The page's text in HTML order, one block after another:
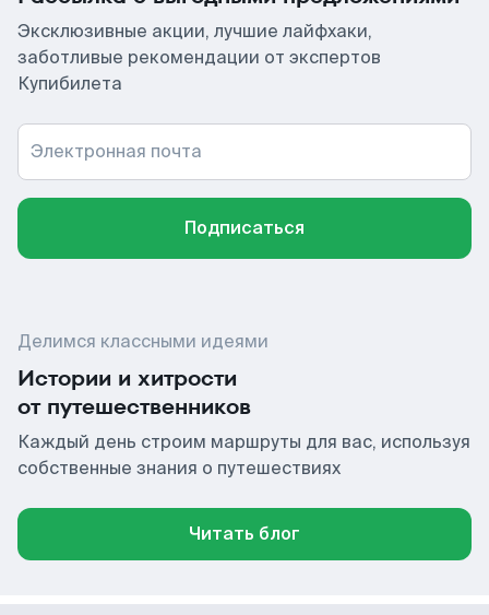
Эксклюзивные акции, лучшие лайфхаки,
заботливые рекомендации от экспертов
Купибилета
Электронная почта
Подписаться
Делимся классными идеями
Истории и хитрости
от путешественников
Каждый день строим маршруты для вас, используя
собственные знания о путешествиях
Читать блог